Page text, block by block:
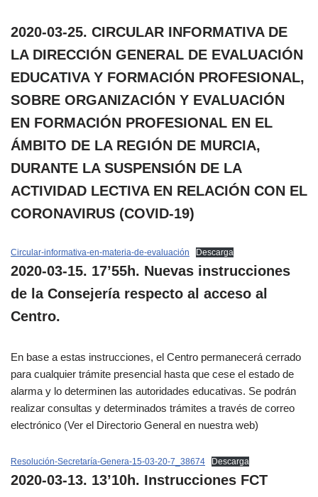
2020-03-25. CIRCULAR INFORMATIVA DE
LA DIRECCIÓN GENERAL DE EVALUACIÓN
EDUCATIVA Y FORMACIÓN PROFESIONAL,
SOBRE ORGANIZACIÓN Y EVALUACIÓN
EN FORMACIÓN PROFESIONAL EN EL
ÁMBITO DE LA REGIÓN DE MURCIA,
DURANTE LA SUSPENSIÓN DE LA
ACTIVIDAD LECTIVA EN RELACIÓN CON EL
CORONAVIRUS (COVID-19)
Circular-informativa-en-materia-de-evaluación Descarga
2020-03-15. 17’55h. Nuevas instrucciones
de la Consejería respecto al acceso al
Centro.
En base a estas instrucciones, el Centro permanecerá cerrado
para cualquier trámite presencial hasta que cese el estado de
alarma y lo determinen las autoridades educativas. Se podrán
realizar consultas y determinados trámites a través de correo
electrónico (Ver el Directorio General en nuestra web)
Resolución-Secretaría-Genera-15-03-20-7_38674 Descarga
2020-03-13. 13’10h. Instrucciones FCT